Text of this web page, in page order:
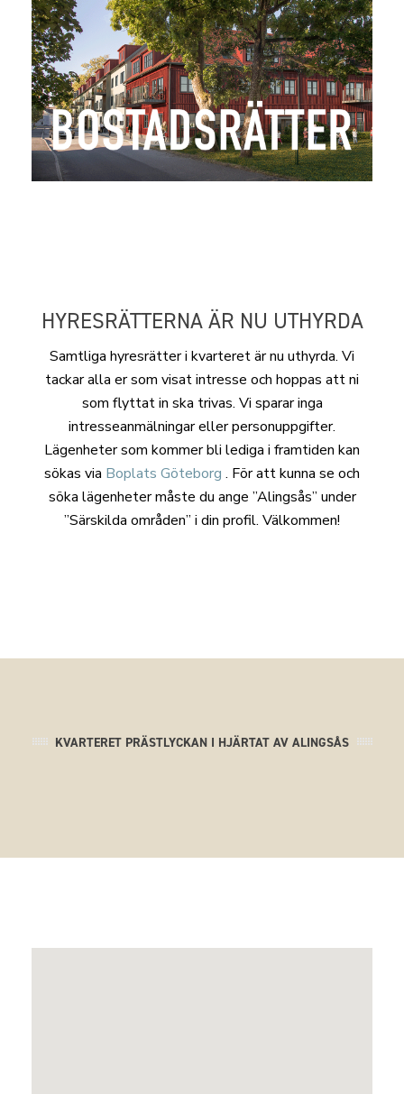
HYRESRÄTTERNA ÄR NU UTHYRDA
Samtliga hyresrätter i kvarteret är nu uthyrda. Vi
tackar alla er som visat intresse och hoppas att ni
som flyttat in ska trivas. Vi sparar inga
intresseanmälningar eller personuppgifter.
Lägenheter som kommer bli lediga i framtiden kan
sökas via Boplats Göteborg . För att kunna se och
söka lägenheter måste du ange ”Alingsås” under
”Särskilda områden” i din profil. Välkommen!
KVARTERET PRÄSTLYCKAN I HJÄRTAT AV ALINGSÅS